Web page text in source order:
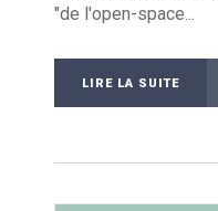
"de l'open-space...
LIRE LA SUITE